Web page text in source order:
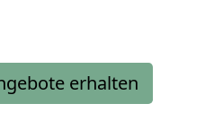
erhalten